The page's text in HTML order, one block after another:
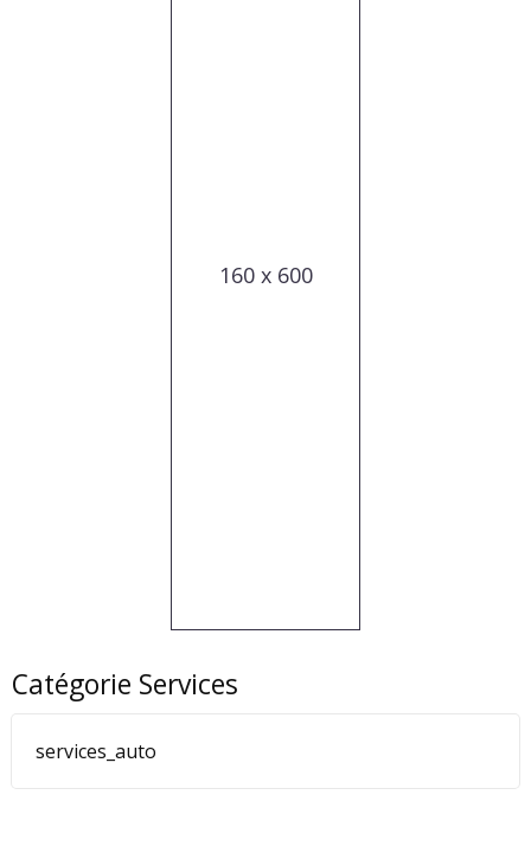
160 x 600
Catégorie Services
services_auto